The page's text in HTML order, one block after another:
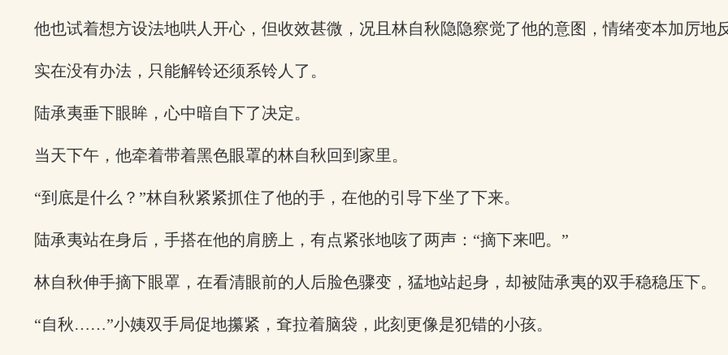
他也试着想方设法地哄人开心，但收效甚微，况且林自秋隐隐察觉了他的意图，情绪变本加厉地
实在没有办法，只能解铃还须系铃人了。
陆承夷垂下眼眸，心中暗自下了决定。
当天下午，他牵着带着黑色眼罩的林自秋回到家里。
“到底是什么？”林自秋紧紧抓住了他的手，在他的引导下坐了下来。
陆承夷站在身后，手搭在他的肩膀上，有点紧张地咳了两声：“摘下来吧。”
林自秋伸手摘下眼罩，在看清眼前的人后脸色骤变，猛地站起身，却被陆承夷的双手稳稳压下。
“自秋……”小姨双手局促地攥紧，耷拉着脑袋，此刻更像是犯错的小孩。